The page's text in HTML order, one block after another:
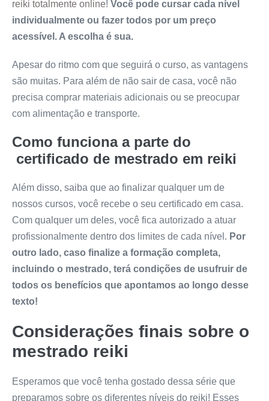
reiki totalmente online! Você pode cursar cada nível
individualmente ou fazer todos por um preço
acessível. A escolha é sua.
Apesar do ritmo com que seguirá o curso, as vantagens
são muitas. Para além de não sair de casa, você não
precisa comprar materiais adicionais ou se preocupar
com alimentação e transporte.
Como funciona a parte do
certificado de mestrado em reiki
Além disso, saiba que ao finalizar qualquer um de
nossos cursos, você recebe o seu certificado em casa.
Com qualquer um deles, você fica autorizado a atuar
profissionalmente dentro dos limites de cada nível. Por
outro lado, caso finalize a formação completa,
incluindo o mestrado, terá condições de usufruir de
todos os benefícios que apontamos ao longo desse
texto!
Considerações finais sobre o
mestrado reiki
Esperamos que você tenha gostado dessa série que
preparamos sobre os diferentes níveis do reiki! Esses